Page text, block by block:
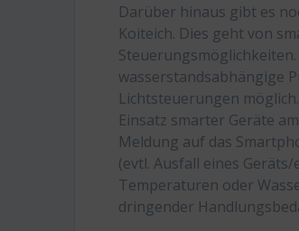
Darüber hinaus gibt es
Koiteich. Dies geht von
wasserstandsabhängige
Lichtsteuerungen
Einsatz smarter Geräte
Meldung auf das
(evtl. Ausfall eines
Temperaturen oder
dringender